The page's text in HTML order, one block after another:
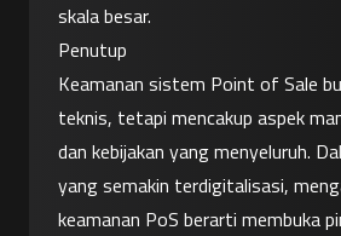
skala besar.
Penutup
Keamanan sistem Point of Sale
teknis, tetapi mencakup aspek
dan kebijakan yang menyeluruh.
yang semakin terdigitalisasi,
keamanan PoS berarti membuka